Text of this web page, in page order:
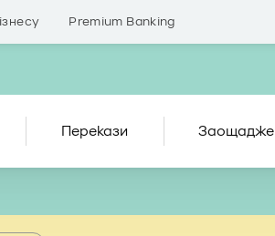
Premium Banking
Перекази